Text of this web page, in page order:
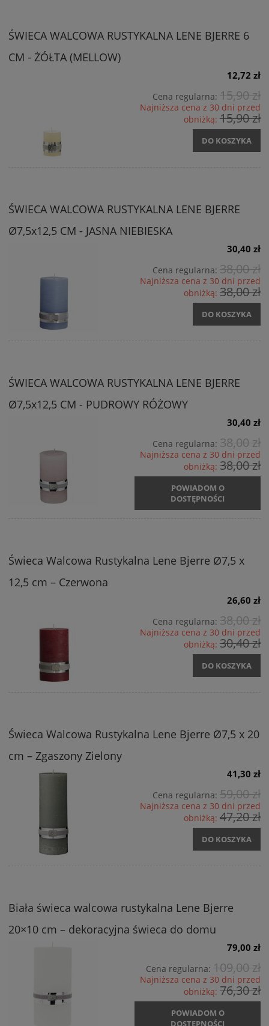
ŚWIECA WALCOWA RUSTYKALNA LENE BJERRE 6
CM - ŻÓŁTA (MELLOW)
12,72 zł
Cena regularna: 15,90 zł
Najniższa cena z 30 dni przed
obniżką: 15,90 zł
DO KOSZYKA
ŚWIECA WALCOWA RUSTYKALNA LENE BJERRE
Ø7,5x12,5 CM - JASNA NIEBIESKA
30,40 zł
Cena regularna: 38,00 zł
Najniższa cena z 30 dni przed
obniżką: 38,00 zł
DO KOSZYKA
ŚWIECA WALCOWA RUSTYKALNA LENE BJERRE
Ø7,5x12,5 CM - PUDROWY RÓŻOWY
30,40 zł
Cena regularna: 38,00 zł
Najniższa cena z 30 dni przed
obniżką: 38,00 zł
POWIADOM O
DOSTĘPNOŚCI
Świeca Walcowa Rustykalna Lene Bjerre Ø7,5 x
12,5 cm – Czerwona
26,60 zł
Cena regularna: 38,00 zł
Najniższa cena z 30 dni przed
obniżką: 30,40 zł
DO KOSZYKA
Świeca Walcowa Rustykalna Lene Bjerre Ø7,5 x 20
cm – Zgaszony Zielony
41,30 zł
Cena regularna: 59,00 zł
Najniższa cena z 30 dni przed
obniżką: 47,20 zł
DO KOSZYKA
Biała świeca walcowa rustykalna Lene Bjerre
20×10 cm – dekoracyjna świeca do domu
79,00 zł
Cena regularna: 109,00 zł
Najniższa cena z 30 dni przed
obniżką: 76,30 zł
POWIADOM O
DOSTĘPNOŚCI